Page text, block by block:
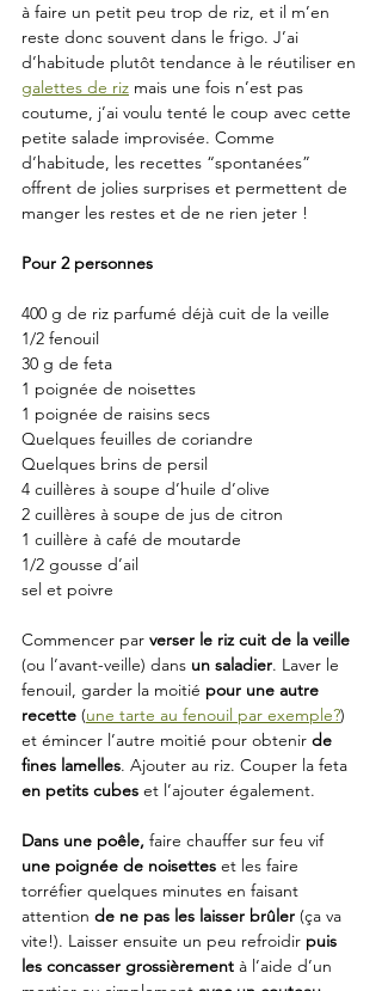
à faire un petit peu trop de riz, et il m’en
reste donc souvent dans le frigo. J’ai
d’habitude plutôt tendance à le réutiliser en
galettes de riz mais une fois n’est pas
coutume, j’ai voulu tenté le coup avec cette
petite salade improvisée. Comme
d’habitude, les recettes “spontanées”
offrent de jolies surprises et permettent de
manger les restes et de ne rien jeter !
Pour 2 personnes
400 g de riz parfumé déjà cuit de la veille
1/2 fenouil
30 g de feta
1 poignée de noisettes
1 poignée de raisins secs
Quelques feuilles de coriandre
Quelques brins de persil
4 cuillères à soupe d’huile d’olive
2 cuillères à soupe de jus de citron
1 cuillère à café de moutarde
1/2 gousse d’ail
sel et poivre
Commencer par verser le riz cuit de la veille
(ou l’avant-veille) dans un saladier. Laver le
fenouil, garder la moitié pour une autre
recette (une tarte au fenouil par exemple?)
et émincer l’autre moitié pour obtenir de
fines lamelles. Ajouter au riz. Couper la feta
en petits cubes et l’ajouter également.
Dans une poêle, faire chauffer sur feu vif
une poignée de noisettes et les faire
torréfier quelques minutes en faisant
attention de ne pas les laisser brûler (ça va
vite!). Laisser ensuite un peu refroidir puis
les concasser grossièrement à l’aide d’un